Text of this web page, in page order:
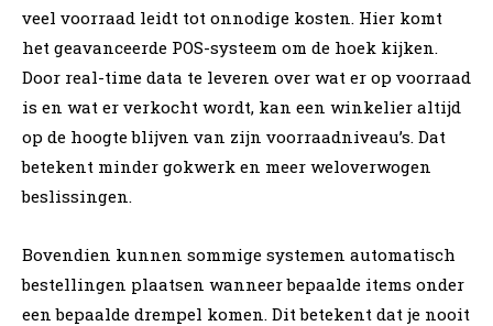
veel voorraad leidt tot onnodige kosten. Hier komt
het geavanceerde POS-systeem om de hoek kijken.
Door real-time data te leveren over wat er op voorraad
is en wat er verkocht wordt, kan een winkelier altijd
op de hoogte blijven van zijn voorraadniveau’s. Dat
betekent minder gokwerk en meer weloverwogen
beslissingen.
Bovendien kunnen sommige systemen automatisch
bestellingen plaatsen wanneer bepaalde items onder
een bepaalde drempel komen. Dit betekent dat je nooit